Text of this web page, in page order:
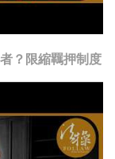
？限縮羈押制度